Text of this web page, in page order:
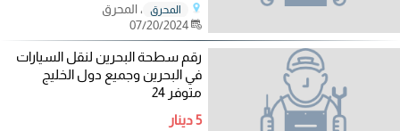
المحرق
، المحرق
07/20/2024
رقم سطحة البحرين لنقل السيارات
في البحرين وجميع دول الخليج
متوفر 24
5 دينار